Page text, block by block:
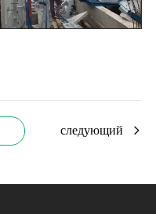
следующий